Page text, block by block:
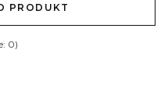
PRODUKT
0)